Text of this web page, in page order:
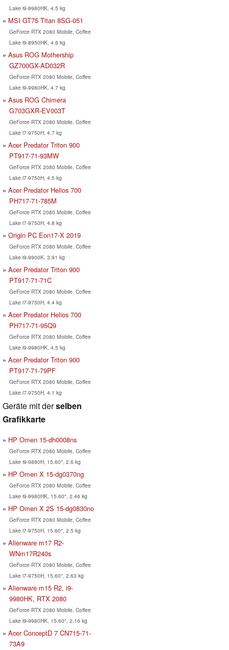
Lake i9-9980HK, 4.5 kg
MSI GT75 Titan 8SG-051
GeForce RTX 2080 Mobile, Coffee
Lake i9-8950HK, 4.6 kg
Asus ROG Mothership
GZ700GX-AD032R
GeForce RTX 2080 Mobile, Coffee
Lake i9-9980HK, 4.7 kg
Asus ROG Chimera
G703GXR-EV003T
GeForce RTX 2080 Mobile, Coffee
Lake i7-9750H, 4.7 kg
Acer Predator Triton 900
PT917-71-93MW
GeForce RTX 2080 Mobile, Coffee
Lake i7-9750H, 4.5 kg
Acer Predator Helios 700
PH717-71-785M
GeForce RTX 2080 Mobile, Coffee
Lake i7-9750H, 4.8 kg
Origin PC Eon17-X 2019
GeForce RTX 2080 Mobile, Coffee
Lake i9-9900K, 3.91 kg
Acer Predator Triton 900
PT917-71-71C
GeForce RTX 2080 Mobile, Coffee
Lake i7-9750H, 4.4 kg
Acer Predator Helios 700
PH717-71-95Q9
GeForce RTX 2080 Mobile, Coffee
Lake i9-9980HK, 4.5 kg
Acer Predator Triton 900
PT917-71-79PF
GeForce RTX 2080 Mobile, Coffee
Lake i7-9750H, 4.1 kg
Geräte mit derselben
Grafikkarte
HP Omen 15-dh0008ns
GeForce RTX 2080 Mobile, Coffee
Lake i9-9880H, 15.60", 2.6 kg
HP Omen X 15-dg0370ng
GeForce RTX 2080 Mobile, Coffee
Lake i9-9980HK, 15.60", 2.46 kg
HP Omen X 2S 15-dg0830no
GeForce RTX 2080 Mobile, Coffee
Lake i7-9750H, 15.60", 2.5 kg
Alienware m17 R2-
WNm17R240s
GeForce RTX 2080 Mobile, Coffee
Lake i7-9750H, 15.60", 2.63 kg
Alienware m15 R2, i9-
9980HK, RTX 2080
GeForce RTX 2080 Mobile, Coffee
Lake i9-9980HK, 15.60", 2.16 kg
Acer ConceptD 7 CN715-71-
73A9